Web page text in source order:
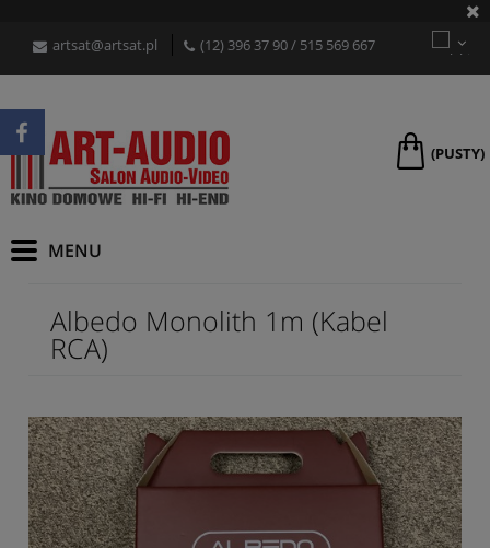
artsat@artsat.pl (12) 396 37 90/ 515 569 667
(PUSTY)
Albedo Monolith 1m (Kabel
RCA)